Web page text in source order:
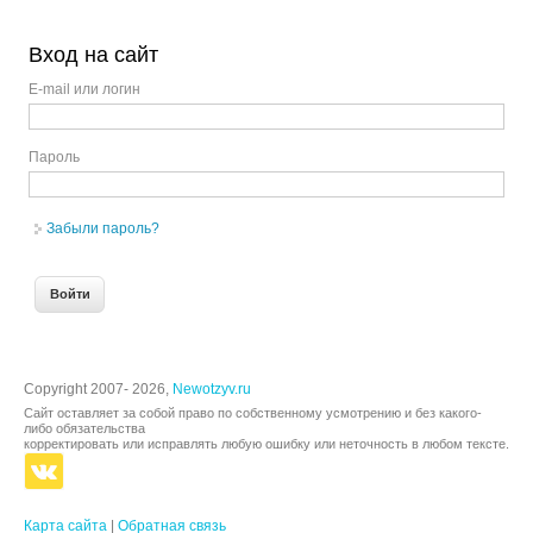
Вход на сайт
E-mail или логин
Пароль
Забыли пароль?
Карта сайта Обратная связь
Copyright 2007- 2026, Newotzyv.ru
Сайт оставляет за собой право по собственному усмотрению и без какого-
либо обязательства
корректировать или исправлять любую ошибку или неточность в любом тексте.